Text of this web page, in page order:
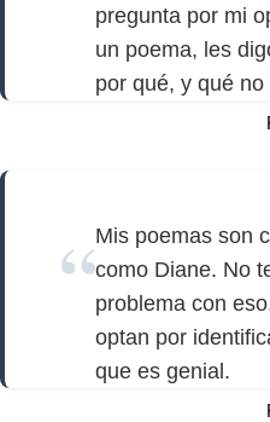
pregunta por mi
un poema, les
por qué, y qué
Mis poemas son
como Diane. No
problema con
optan por
que es genial.